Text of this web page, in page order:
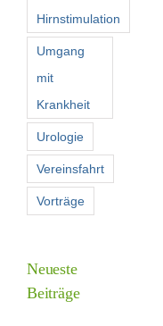
Hirnstimulation
Umgang
mit
Krankheit
Urologie
Vereinsfahrt
Vorträge
Neueste
Beiträge